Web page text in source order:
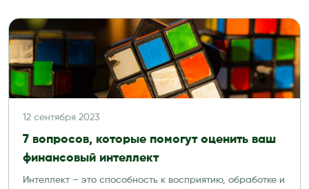
12 сентября 2023
7 вопросов, которые помогут оценить ваш
финансовый интеллект
Интеллект – это способность к восприятию, обработке и